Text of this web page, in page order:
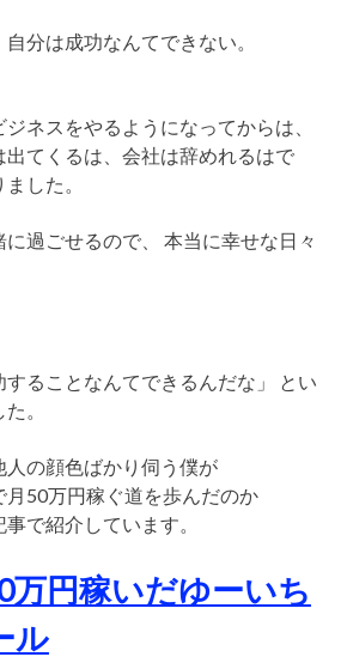
分は成功なんてできない。
ネスをやるようになってからは、
出てくるは、会社は辞めれるはで
した。
過ごせるので、
本当に幸せな日々
することなんてできるんだな」
とい
。
人の顔色ばかり伺う僕が
月50万円稼ぐ道を歩んだのか
で紹介しています。
円稼いだゆーいち
ル